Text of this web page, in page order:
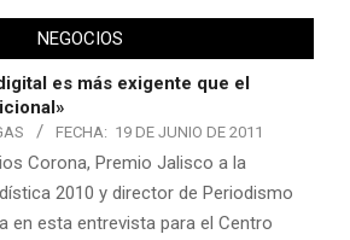
NEGOCIOS
es más exigente que el
FECHA: 19 DE JUNIO DE 2011
Corona, Premio Jalisco a la
2010 y director de Periodismo
en esta entrevista para el Centro